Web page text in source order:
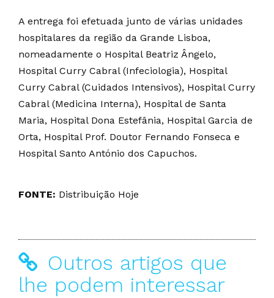
A entrega foi efetuada junto de várias unidades
hospitalares da região da Grande Lisboa,
nomeadamente o Hospital Beatriz Ângelo,
Hospital Curry Cabral (Infeciologia), Hospital
Curry Cabral (Cuidados Intensivos), Hospital Curry
Cabral (Medicina Interna), Hospital de Santa
Maria, Hospital Dona Estefânia, Hospital Garcia de
Orta, Hospital Prof. Doutor Fernando Fonseca e
Hospital Santo António dos Capuchos.
FONTE: Distribuição Hoje
Outros artigos que
lhe podem interessar